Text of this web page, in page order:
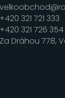
+420 321 721 333
+420 321 726 354
Za Dráhou 778,